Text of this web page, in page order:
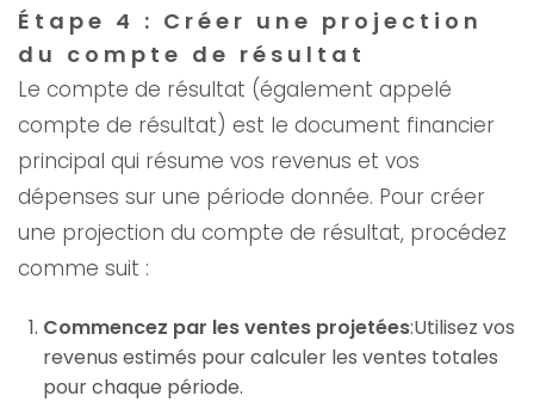
Étape 4 : Créer une projection
du compte de résultat
Le compte de résultat (également appelé
compte de résultat) est le document financier
principal qui résume vos revenus et vos
dépenses sur une période donnée. Pour créer
une projection du compte de résultat, procédez
comme suit :
Commencez par les ventes projetées:Utilisez vos
revenus estimés pour calculer les ventes totales
pour chaque période.